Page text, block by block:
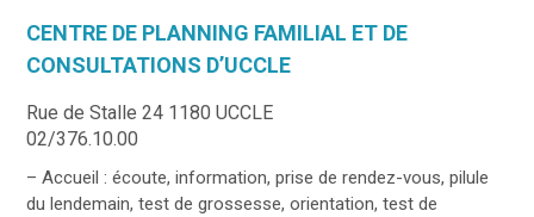
CENTRE DE PLANNING FAMILIAL ET DE
CONSULTATIONS D’UCCLE
Rue de Stalle 24 1180 UCCLE
02/376.10.00
– Accueil : écoute, information, prise de rendez-vous, pilule
du lendemain, test de grossesse, orientation, test de